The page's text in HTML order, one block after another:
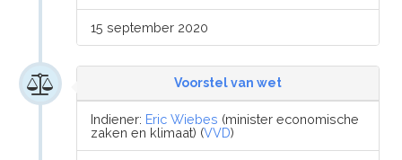
15 september 2020
Voorstel van wet
Indiener: Eric Wiebes (minister economische
zaken en klimaat) (VVD)